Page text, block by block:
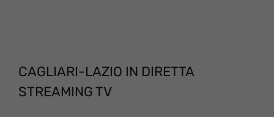
CAGLIARI-LAZIO IN DIRETTA
STREAMING TV